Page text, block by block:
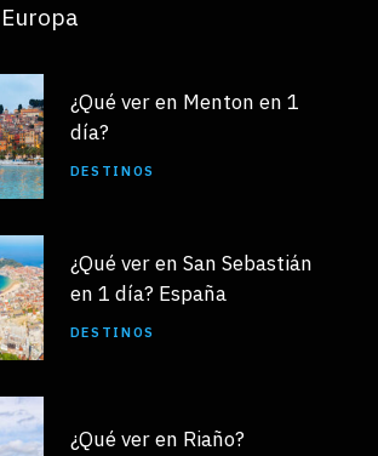
¿Qué ver en Menton en 1
día?
DESTINOS
¿Qué ver en San Sebastián
en 1 día? España
DESTINOS
¿Qué ver en Riaño?